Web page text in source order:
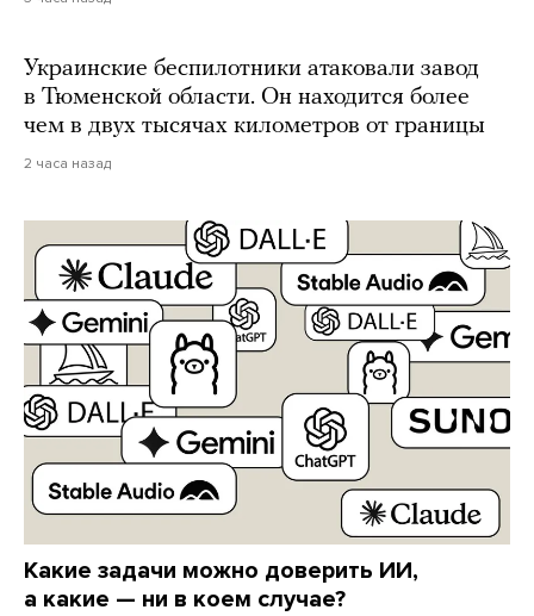
Украинские беспилотники атаковали завод
в Тюменской области. Он находится более
чем в двух тысячах километров от границы
2 часа назад
Какие задачи можно доверить ИИ,
а какие — ни в коем случае?